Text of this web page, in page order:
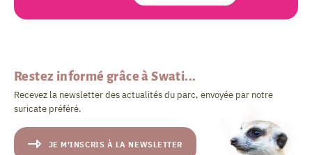
Restez informé grâce à Swati...
Recevez la newsletter des actualités du parc, envoyée par notre
suricate préféré.
JE M'INSCRIS À LA NEWSLETTER